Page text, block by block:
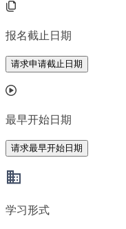
报名截止日期
请求申请截止日期
最早开始日期
请求最早开始日期
学习形式